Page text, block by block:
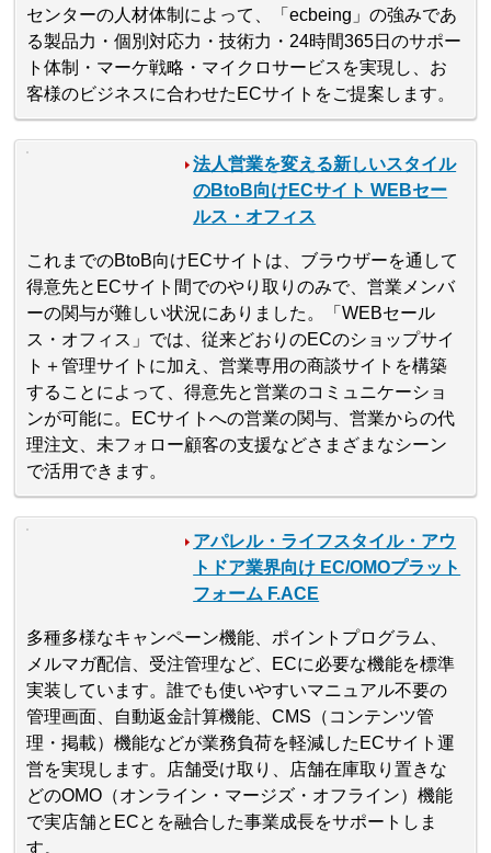
センターの人材体制によって、「ecbeing」の強みであ
る製品力・個別対応力・技術力・24時間365日のサポー
ト体制・マーケ戦略・マイクロサービスを実現し、お
客様のビジネスに合わせたECサイトをご提案します。
法人営業を変える新しいスタイル
のBtoB向けECサイト WEBセー
ルス・オフィス
これまでのBtoB向けECサイトは、ブラウザーを通して
得意先とECサイト間でのやり取りのみで、営業メンバ
ーの関与が難しい状況にありました。「WEBセール
ス・オフィス」では、従来どおりのECのショップサイ
ト＋管理サイトに加え、営業専用の商談サイトを構築
することによって、得意先と営業のコミュニケーショ
ンが可能に。ECサイトへの営業の関与、営業からの代
理注文、未フォロー顧客の支援などさまざまなシーン
で活用できます。
アパレル・ライフスタイル・アウ
トドア業界向け EC/OMOプラット
フォーム F.ACE
多種多様なキャンペーン機能、ポイントプログラム、
メルマガ配信、受注管理など、ECに必要な機能を標準
実装しています。誰でも使いやすいマニュアル不要の
管理画面、自動返金計算機能、CMS（コンテンツ管
理・掲載）機能などが業務負荷を軽減したECサイト運
営を実現します。店舗受け取り、店舗在庫取り置きな
どのOMO（オンライン・マージズ・オフライン）機能
で実店舗とECとを融合した事業成長をサポートしま
す。